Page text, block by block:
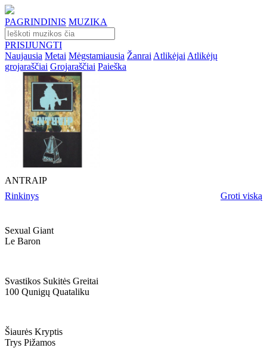
PAGRINDINIS MUZIKA
PRISIJUNGTI
Naujausia Metai Mėgstamiausia Žanrai Atlikėjai Atlikėjų
grojaraščiai Grojaraščiai Paieška
ANTRAIP
Rinkinys
Groti viską
Sexual Giant
Le Baron
Svastikos Sukitės Greitai
100 Qunigų Quataliku
Šiaurės Kryptis
Trys Pižamos